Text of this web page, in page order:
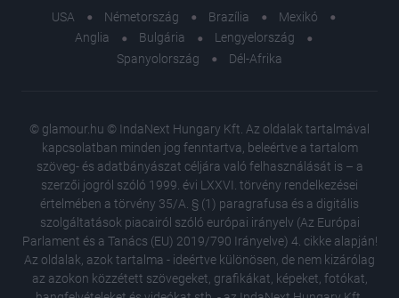
USA Németország Brazília
Mexikó
Anglia
Bulgária
Lengyelország
Spanyolország
Dél-Afrika
© glamour.hu © IndaNext Hungary Kft. Az oldalak tartalmával
kapcsolatban minden jog fenntartva, beleértve a tartalom
szöveg- és adatbányászat céljára való felhasználását is – a
szerzői jogról szóló 1999. évi LXXVI. törvény rendelkezései
értelmében a törvény 35/A. § (1) paragrafusa és a digitális
szolgáltatások piacairól szóló európai irányelv (Az Európai
Parlament és a Tanács (EU) 2019/790 Irányelve) 4. cikke alapján!
Az oldalak, azok tartalma - ideértve különösen, de nem kizárólag
az azokon közzétett szövegeket, grafikákat, képeket, fotókat,